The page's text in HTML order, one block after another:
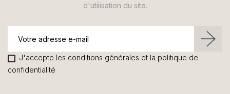
d'utilisation du site.
J'accepte les conditions générales et la politique de
confidentialité